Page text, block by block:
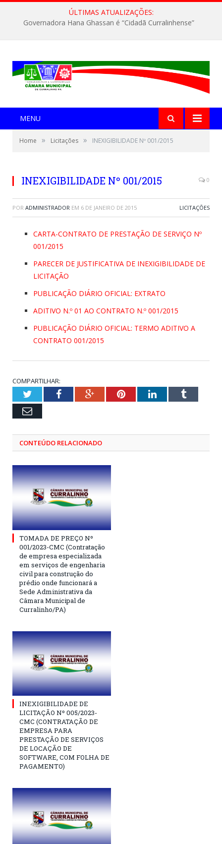
ÚLTIMAS ATUALIZAÇÕES:
Governadora Hana Ghassan é “Cidadã Curralinhense”
MENU
Home » Licitações » INEXIGIBILIDADE Nº 001/2015
INEXIGIBILIDADE Nº 001/2015 0
POR ADMINISTRADOR EM 6 DE JANEIRO DE 2015 LICITAÇÕES
CARTA-CONTRATO DE PRESTAÇÃO DE SERVIÇO Nº
001/2015
PARECER DE JUSTIFICATIVA DE INEXIGIBILIDADE DE
LICITAÇÃO
PUBLICAÇÃO DIÁRIO OFICIAL: EXTRATO
ADITIVO N.º 01 AO CONTRATO N.º 001/2015
PUBLICAÇÃO DIÁRIO OFICIAL: TERMO ADITIVO A
CONTRATO 001/2015
COMPARTILHAR:
TwitterFacebookGoogle+PinterestLinkedInTumblr
Email
CONTEÚDO RELACIONADO
TOMADA DE PREÇO Nº
001/2023-CMC (Contratação
de empresa especializada
em serviços de engenharia
civil para construção do
prédio onde funcionará a
Sede Administrativa da
Câmara Municipal de
Curralinho/PA)
INEXIGIBILIDADE DE
LICITAÇÃO Nº 005/2023-
CMC (CONTRATAÇÃO DE
EMPRESA PARA
PRESTAÇÃO DE SERVIÇOS
DE LOCAÇÃO DE
SOFTWARE, COM FOLHA DE
PAGAMENTO)